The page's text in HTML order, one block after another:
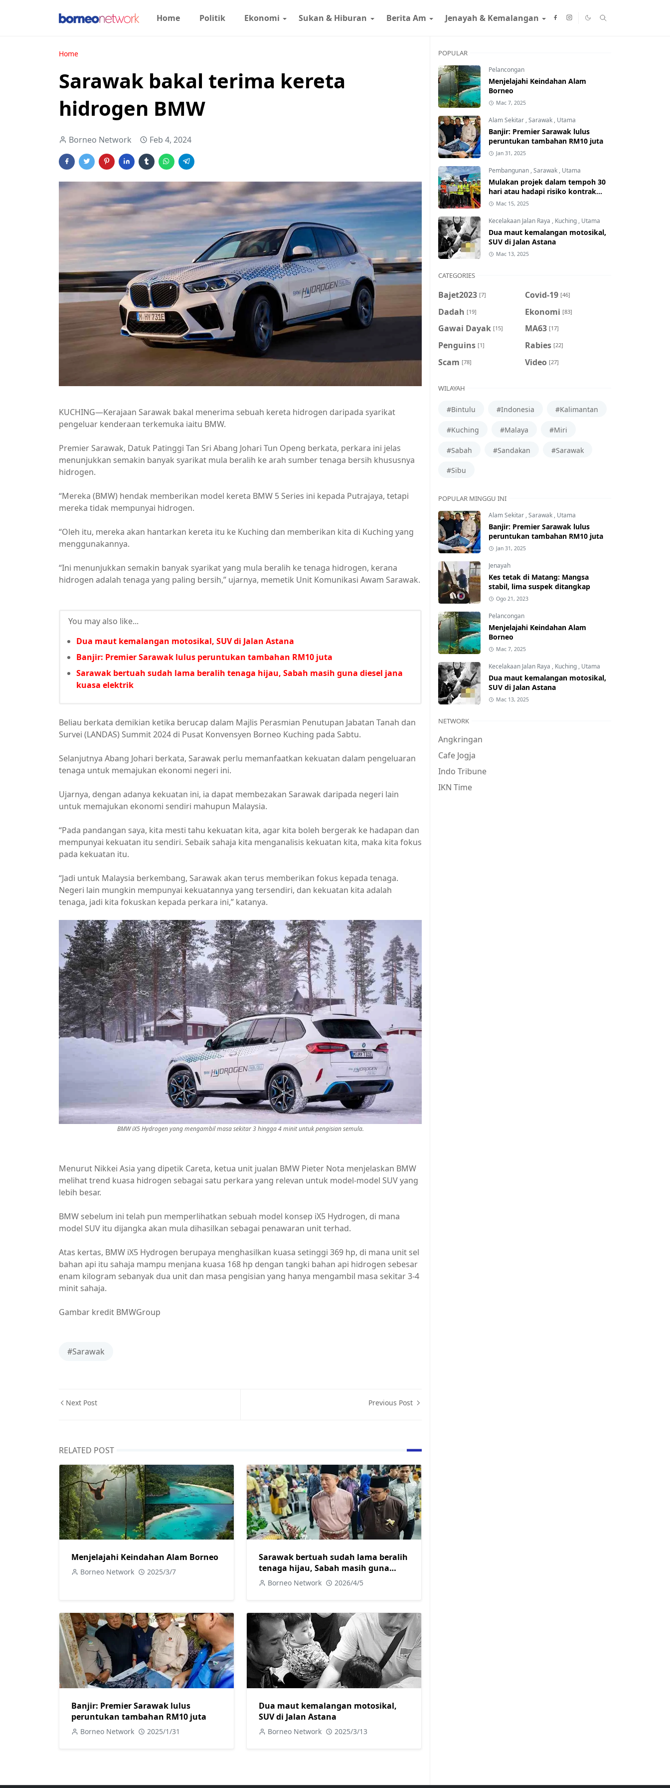
Home Politik Ekonomi Sukan & Hiburan Berita Am Jenayah & Kemalangan
Home
Sarawak bakal terima kereta
hidrogen BMW
Borneo Network Feb 4, 2024
KUCHING—Kerajaan Sarawak bakal menerima sebuah kereta hidrogen daripada syarikat
pengeluar kenderaan terkemuka iaitu BMW.
Premier Sarawak, Datuk Patinggi Tan Sri Abang Johari Tun Openg berkata, perkara ini jelas
menunjukkan semakin banyak syarikat mula beralih ke arah sumber tenaga bersih khususnya
hidrogen.
“Mereka (BMW) hendak memberikan model kereta BMW 5 Series ini kepada Putrajaya, tetapi
mereka tidak mempunyai hidrogen.
“Oleh itu, mereka akan hantarkan kereta itu ke Kuching dan memberikan kita di Kuching yang
menggunakannya.
“Ini menunjukkan semakin banyak syarikat yang mula beralih ke tenaga hidrogen, kerana
hidrogen adalah tenaga yang paling bersih,” ujarnya, memetik Unit Komunikasi Awam Sarawak.
You may also like...
Dua maut kemalangan motosikal, SUV di Jalan Astana
Banjir: Premier Sarawak lulus peruntukan tambahan RM10 juta
Sarawak bertuah sudah lama beralih tenaga hijau, Sabah masih guna diesel jana
kuasa elektrik
Beliau berkata demikian ketika berucap dalam Majlis Perasmian Penutupan Jabatan Tanah dan
Survei (LANDAS) Summit 2024 di Pusat Konvensyen Borneo Kuching pada Sabtu.
Selanjutnya Abang Johari berkata, Sarawak perlu memanfaatkan kekuatan dalam pengeluaran
tenaga untuk memajukan ekonomi negeri ini.
Ujarnya, dengan adanya kekuatan ini, ia dapat membezakan Sarawak daripada negeri lain
untuk memajukan ekonomi sendiri mahupun Malaysia.
“Pada pandangan saya, kita mesti tahu kekuatan kita, agar kita boleh bergerak ke hadapan dan
mempunyai kekuatan itu sendiri. Sebaik sahaja kita menganalisis kekuatan kita, maka kita fokus
pada kekuatan itu.
“Jadi untuk Malaysia berkembang, Sarawak akan terus memberikan fokus kepada tenaga.
Negeri lain mungkin mempunyai kekuatannya yang tersendiri, dan kekuatan kita adalah
tenaga, jadi kita fokuskan kepada perkara ini,” katanya.
BMW iX5 Hydrogen yang mengambil masa sekitar 3 hingga 4 minit untuk pengisian semula.
Menurut Nikkei Asia yang dipetik Careta, ketua unit jualan BMW Pieter Nota menjelaskan BMW
melihat trend kuasa hidrogen sebagai satu perkara yang relevan untuk model-model SUV yang
lebih besar.
BMW sebelum ini telah pun memperlihatkan sebuah model konsep iX5 Hydrogen, di mana
model SUV itu dijangka akan mula dihasilkan sebagai penawaran unit terhad.
Atas kertas, BMW iX5 Hydrogen berupaya menghasilkan kuasa setinggi 369 hp, di mana unit sel
bahan api itu sahaja mampu menjana kuasa 168 hp dengan tangki bahan api hidrogen sebesar
enam kilogram sebanyak dua unit dan masa pengisian yang hanya mengambil masa sekitar 3-4
minit sahaja.
Gambar kredit BMWGroup
#Sarawak
Next Post Previous Post
RELATED POST
Menjelajahi Keindahan Alam Borneo
Borneo Network 2025/3/7
Sarawak bertuah sudah lama beralih
tenaga hijau, Sabah masih guna
diesel jana kuasa elektrik
Borneo Network 2026/4/5
Banjir: Premier Sarawak lulus
peruntukan tambahan RM10 juta
Borneo Network 2025/1/31
Dua maut kemalangan motosikal,
SUV di Jalan Astana
Borneo Network 2025/3/13
POPULAR
Pelancongan
Menjelajahi Keindahan Alam
Borneo
Mac 7, 2025
Alam Sekitar ,Sarawak , Utama
Banjir: Premier Sarawak lulus
peruntukan tambahan RM10 juta
Jan 31, 2025
Pembangunan ,Sarawak , Utama
Mulakan projek dalam tempoh 30
hari atau hadapi risiko kontrak
ditamatkan
Mac 15, 2025
Kecelakaan Jalan Raya , Kuching , Utama
Dua maut kemalangan motosikal,
SUV di Jalan Astana
Mac 13, 2025
CATEGORIES
Bajet2023 [7] Covid-19 [46]
Dadah [19] Ekonomi [83]
Gawai Dayak [15] MA63 [17]
Penguins [1] Rabies [22]
Scam [78] Video [27]
WILAYAH
#Bintulu #Indonesia #Kalimantan
#Kuching #Malaya #Miri
#Sabah #Sandakan #Sarawak
#Sibu
POPULAR MINGGU INI
Alam Sekitar ,Sarawak , Utama
Banjir: Premier Sarawak lulus
peruntukan tambahan RM10 juta
Jan 31, 2025
Jenayah
Kes tetak di Matang: Mangsa
stabil, lima suspek ditangkap
Ogo 21, 2023
Pelancongan
Menjelajahi Keindahan Alam
Borneo
Mac 7, 2025
Kecelakaan Jalan Raya , Kuching , Utama
Dua maut kemalangan motosikal,
SUV di Jalan Astana
Mac 13, 2025
NETWORK
Angkringan
Cafe Jogja
Indo Tribune
IKN Time